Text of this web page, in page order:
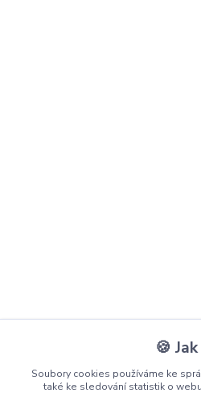
🍪
Soubory cookies používáme ke
také ke sledování statistik o